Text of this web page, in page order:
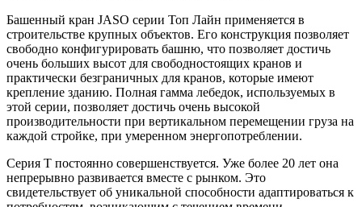
Башенный кран JASO серии Топ Лайн применяется в
строительстве крупных объектов. Его конструкция позволяет
свободно конфигурировать башню, что позволяет достичь
очень больших высот для свободностоящих кранов и
практически безграничных для кранов, которые имеют
крепление зданию. Полная гамма лебедок, используемых в
этой серии, позволяет достичь очень высокой
производительности при вертикальном перемещении груза на
каждой стройке, при умеренном энергопотреблении.
Серия T постоянно совершенствуется. Уже более 20 лет она
непрерывно развивается вместе с рынком. Это
свидетельствует об уникальной способности адаптироваться к